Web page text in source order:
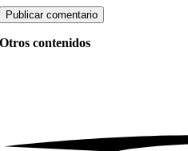
Otros contenidos